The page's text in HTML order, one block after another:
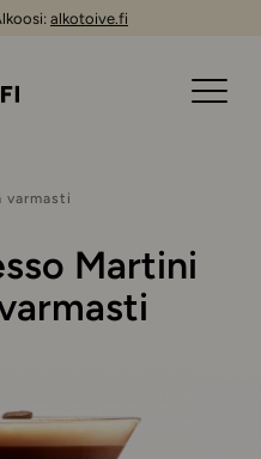
alkotoive.fi
varmasti
Martini